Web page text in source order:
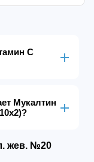
С
Мукалтин
жев. №20